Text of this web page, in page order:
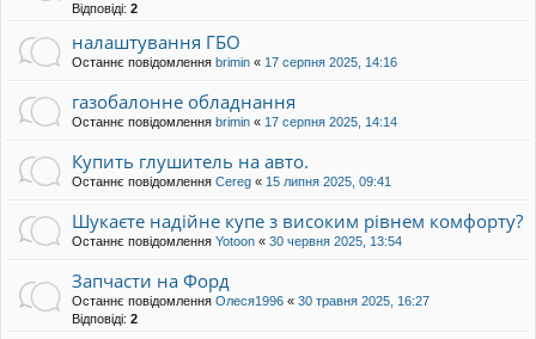
Відповіді: 2
налаштування ГБО
Останнє повідомлення brimin « 17 серпня 2025, 14:16
газобалонне обладнання
Останнє повідомлення brimin « 17 серпня 2025, 14:14
Купить глушитель на авто.
Останнє повідомлення Cereg « 15 липня 2025, 09:41
Шукаєте надійне купе з високим рівнем комфорту?
Останнє повідомлення Yotoon « 30 червня 2025, 13:54
Запчасти на Форд
Останнє повідомлення Олеся1996 « 30 травня 2025, 16:27
Відповіді: 2